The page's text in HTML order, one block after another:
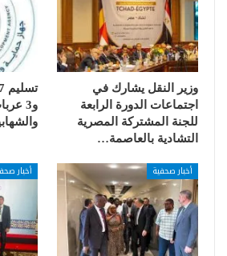
وزير النقل يشارك في
اجتماعات الدورة الرابعة
للجنة المشتركة المصرية
التشادية بالعاصمة…
و3
أخبار صحفية أخبار